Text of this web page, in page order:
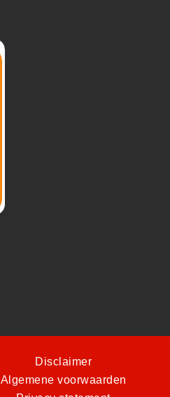
Disclaimer
Algemene voorwaarden